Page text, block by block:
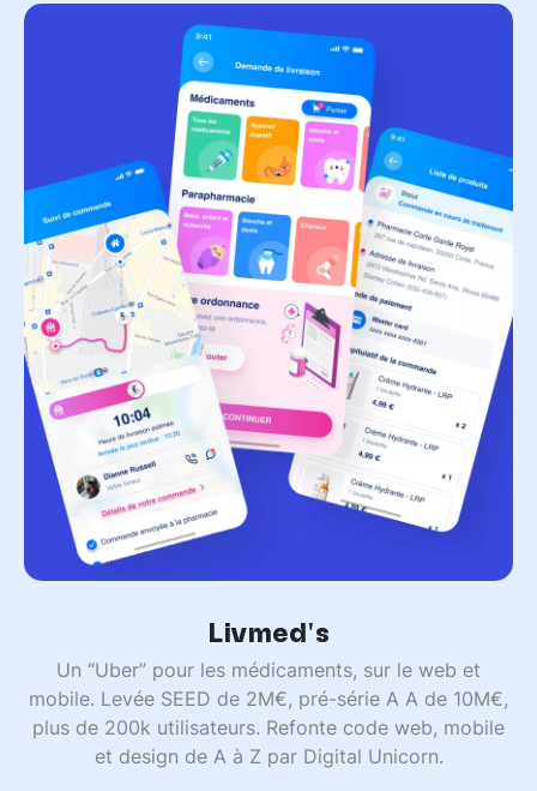
Livmed's
Un “Uber” pour les médicaments, sur le web et
mobile. Levée SEED de 2M€, pré-série A A de 10M€,
plus de 200k utilisateurs. Refonte code web, mobile
et design de A à Z par Digital Unicorn.